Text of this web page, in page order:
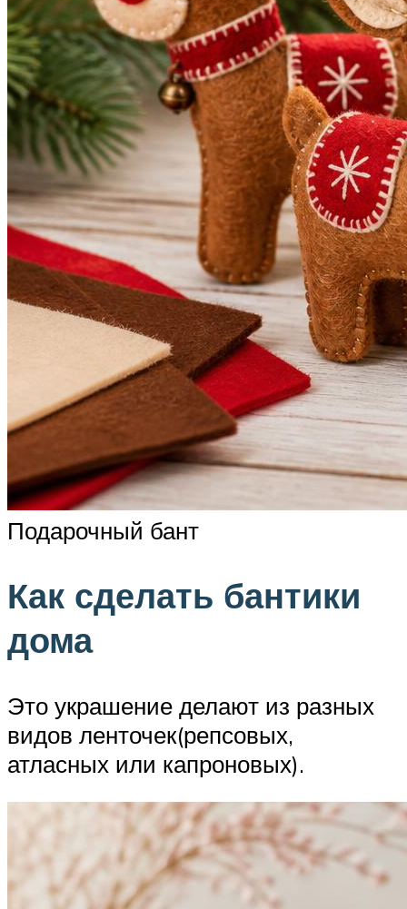
Подарочный бант
Как сделать бантики
дома
Это украшение делают из разных
видов ленточек(репсовых,
атласных или капроновых).